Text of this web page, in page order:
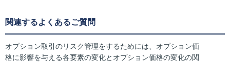
関連するよくあるご質問
オプション取引のリスク管理をするためには、オプション価
格に影響を与える各要素の変化とオプション価格の変化の関